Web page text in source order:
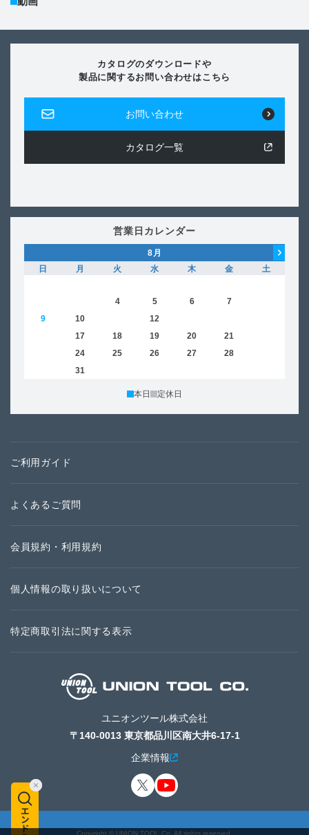
カタログのダウンロードや
製品に関するお問い合わせはこちら
お問い合わせ
カタログ一覧
営業日カレンダー
8 月
日
月 火 水 木 金
土
4 5 6 7
9
10 12
17 18 19 20 21
24 25 26 27 28
31
本日 定休日
ご利用ガイド
よくあるご質問
会員規約・利用規約
個人情報の取り扱いについて
特定商取引法に関する表示
ユニオンツール株式会社
〒140-0013 東京都品川区南大井6-17-1
企業情報
Copyright © UNION TOOL Co. All rights reserved.